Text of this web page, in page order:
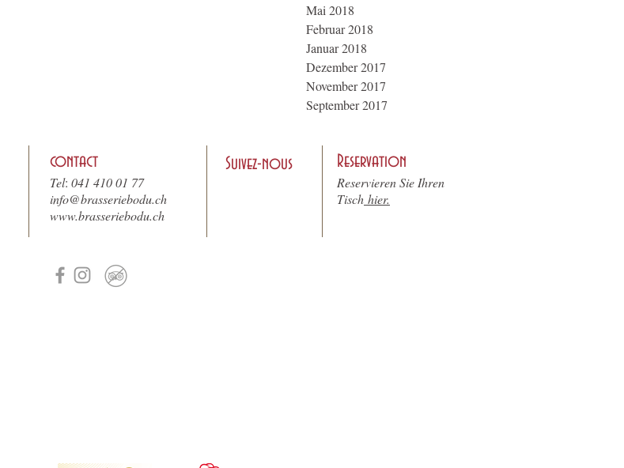
Mai 2018
Februar 2018
Januar 2018
Dezember 2017
November 2017
September 2017
contact
Tel: 041 410 01 77
info@brasseriebodu.ch
www.brasseriebodu.ch
Suivez-nous Reservation
Reservieren Sie Ihren
Tisch hier.